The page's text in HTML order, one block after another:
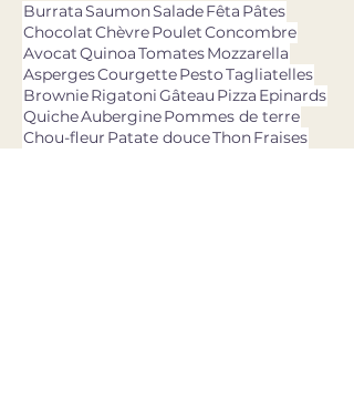
BurrataSaumonSaladeFêta Pâtes
ChocolatChèvrePouletConcombre
AvocatQuinoaTomatesMozzarella
AspergesCourgettePestoTagliatelles
BrownieRigatoniGâteau Pizza Epinards
QuicheAuberginePommes de terre
Chou-fleur Patate douceThonFraises